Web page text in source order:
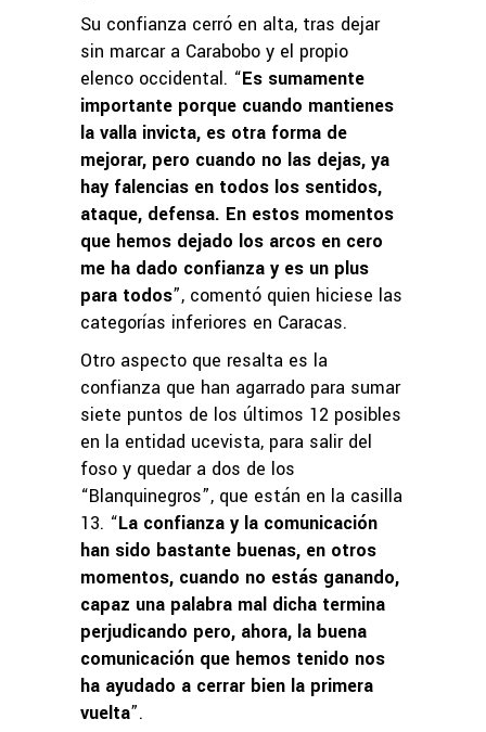
Su confianza cerró en alta, tras dejar
sin marcar a Carabobo y el propio
elenco occidental. “Es sumamente
importante porque cuando mantienes
la valla invicta, es otra forma de
mejorar, pero cuando no las dejas, ya
hay falencias en todos los sentidos,
ataque, defensa. En estos momentos
que hemos dejado los arcos en cero
me ha dado confianza y es un plus
para todos”, comentó quien hiciese las
categorías inferiores en Caracas.
Otro aspecto que resalta es la
confianza que han agarrado para sumar
siete puntos de los últimos 12 posibles
en la entidad ucevista, para salir del
foso y quedar a dos de los
“Blanquinegros”, que están en la casilla
13. “La confianza y la comunicación
han sido bastante buenas, en otros
momentos, cuando no estás ganando,
capaz una palabra mal dicha termina
perjudicando pero, ahora, la buena
comunicación que hemos tenido nos
ha ayudado a cerrar bien la primera
vuelta”.